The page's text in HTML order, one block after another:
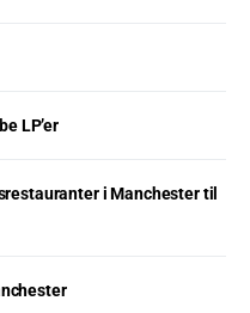
LP’er
i Manchester til